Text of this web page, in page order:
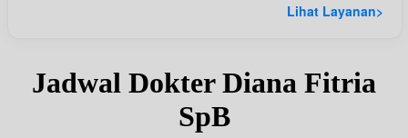
Lihat Layanan>
Jadwal Dokter Diana Fitria
SpB